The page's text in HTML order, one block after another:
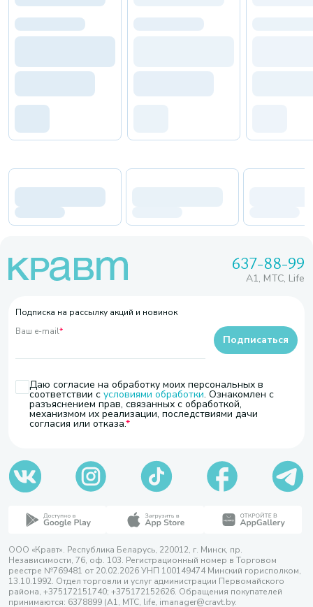
637-88-99
A1, МТС, Life
Подписка на рассылку акций и новинок
Ваш e-mail*
Даю согласие на обработку моих персональных в
соответствии с условиями обработки. Ознакомлен с
разъяснением прав, связанных с обработкой,
механизмом их реализации, последствиями дачи
согласия или отказа.
Подписаться
ООО «Кравт». Республика Беларусь, 220012, г. Минск, пр.
Независимости, 76, оф. 103. Регистрационный номер в Торговом
реестре №769481 от 20.02.2026 УНП 100149474 Минский горисполком,
13.10.1992. Отдел торговли и услуг администрации Первомайского
района, +375172151740; +375172152626. Обращения покупателей
принимаются: 6378899 (А1, МТС, life, imanager@cravt.by.